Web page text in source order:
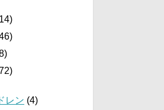
レン (4)